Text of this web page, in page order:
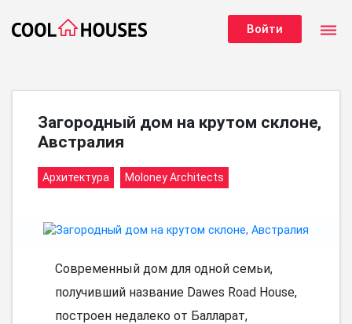
Войти dehaze
Загородный дом на крутом склоне,
Австралия
Архитектура Moloney Architects
Современный дом для одной семьи,
получивший название Dawes Road House,
построен недалеко от Балларат,